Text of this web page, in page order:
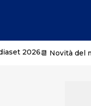
2026📆 Novità del